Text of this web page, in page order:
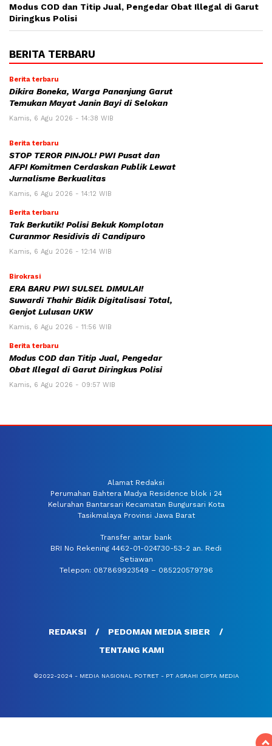
Modus COD dan Titip Jual, Pengedar Obat Illegal di Garut
Diringkus Polisi
BERITA TERBARU
Berita terbaru
Dikira Boneka, Warga Pananjung Garut
Temukan Mayat Janin Bayi di Selokan
Kamis, 6 Agu 2026 - 14:38 WIB
Berita terbaru
STOP TEROR PINJOL! PWI Pusat dan
AFPI Komitmen Cerdaskan Publik Lewat
Jurnalisme Berkualitas
Kamis, 6 Agu 2026 - 14:12 WIB
Berita terbaru
Tak Berkutik! Polisi Bekuk Komplotan
Curanmor Residivis di Candipuro
Kamis, 6 Agu 2026 - 12:14 WIB
Birokrasi
ERA BARU PWI SULSEL DIMULAI!
Suwardi Thahir Bidik Digitalisasi Total,
Genjot Lulusan UKW
Kamis, 6 Agu 2026 - 11:56 WIB
Berita terbaru
Modus COD dan Titip Jual, Pengedar
Obat Illegal di Garut Diringkus Polisi
Kamis, 6 Agu 2026 - 09:57 WIB
Alamat Redaksi
Perumahan Bahtera Madya Residence blok i 24
Kelurahan Bantarsari Kecamatan Bungursari Kota
Tasikmalaya Provinsi Jawa Barat
Transfer antar bank
BRI No Rekening 4462-01-024730-53-2 an. Redi
Setiawan
Telepon: 087869923549 – 085220579796
REDAKSI
PEDOMAN MEDIA SIBER
TENTANG KAMI
©2022-2024 - MEDIA NASIONAL POTRET - PT ASRAHI CIPTA MEDIA